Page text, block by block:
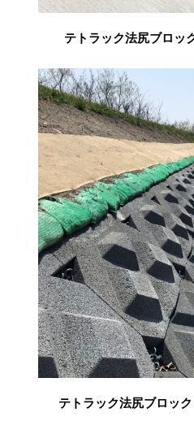
テトラック法尻ブロッ
テトラック法尻ブロッ